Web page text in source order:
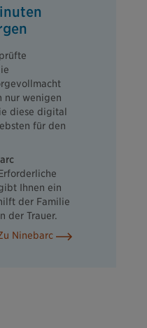
nur wenigen
diese digital
für den
Ihnen ein
der Familie
der Trauer.
Ninebarc